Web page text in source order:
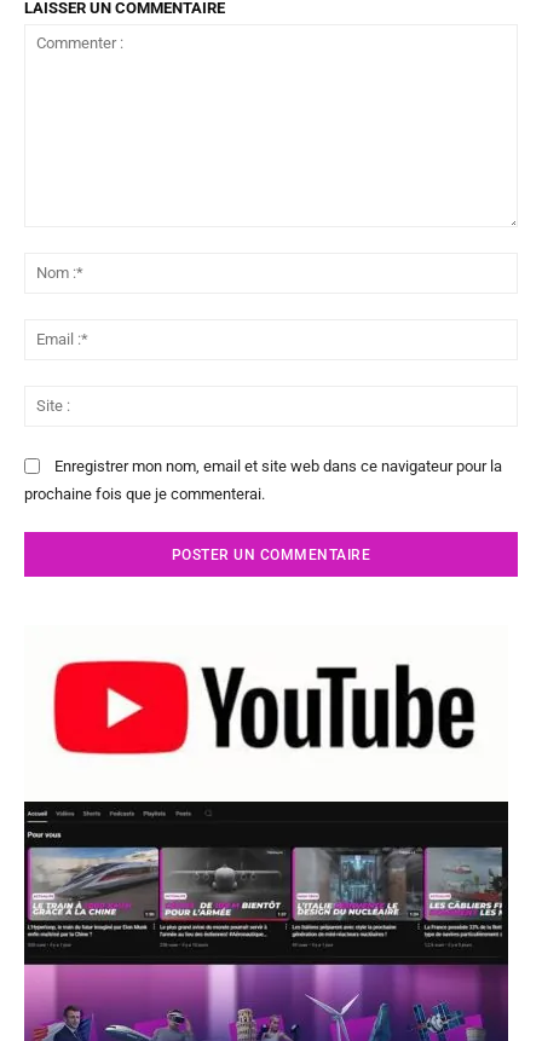
LAISSER UN COMMENTAIRE
Enregistrer mon nom, email et site web dans ce navigateur pour la
prochaine fois que je commenterai.